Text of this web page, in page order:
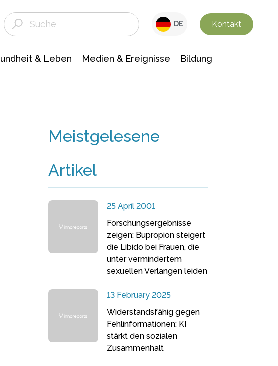
DE Kontakt
& Leben Medien & Ereignisse Bildung
Meistgelesene
Artikel
25 April 2001
Forschungsergebnisse
zeigen: Bupropion steigert
die Libido bei Frauen, die
unter vermindertem
sexuellen Verlangen leiden
13 February 2025
Widerstandsfähig gegen
Fehlinformationen: KI
stärkt den sozialen
Zusammenhalt